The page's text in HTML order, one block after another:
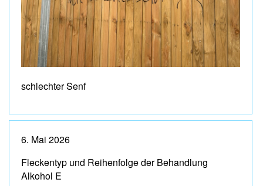
schlechter Senf
6. Mai 2026
Fleckentyp und Reihenfolge der Behandlung
Alkohol E